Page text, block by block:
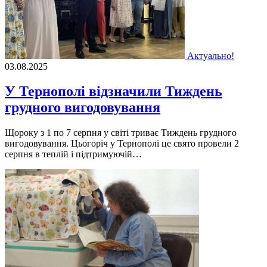
Актуально!
03.08.2025
У Тернополі відзначили Тиждень
грудного вигодовування
Щороку з 1 по 7 серпня у світі триває Тиждень грудного
вигодовування. Цьогоріч у Тернополі це свято провели 2
серпня в теплій і підтримуючій…